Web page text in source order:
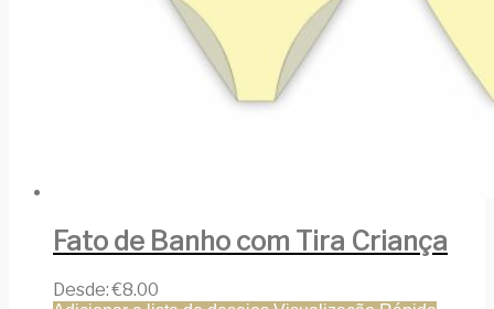
Fato de Banho com Tira Criança
Desde:€8.00